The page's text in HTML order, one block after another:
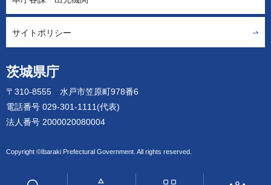
茨城県庁
〒310-8555 水戸市笠原町978番6
電話番号 029-301-1111(代表)
法人番号 2000020080004
Copyright ©Ibaraki Prefectural Government. All rights reserved.
サイトポリシー